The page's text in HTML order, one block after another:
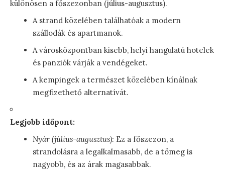
különösen a főszezonban (július-augusztus).
A strand közelében találhatóak a modern
szállodák és apartmanok.
A városközpontban kisebb, helyi hangulatú hotelek
és panziók várják a vendégeket.
A kempingek a természet közelében kínálnak
megfizethető alternatívát.
Legjobb időpont:
Nyár (július-augusztus): Ez a főszezon, a
strandolásra a legalkalmasabb, de a tömeg is
nagyobb, és az árak magasabbak.